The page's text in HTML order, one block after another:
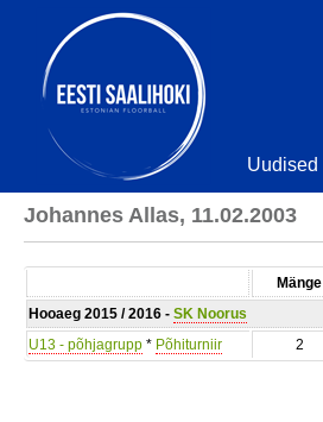
Uudised
Johannes Allas, 11.02.2003
Mänge
Hooaeg 2015 / 2016 - SK Noorus
U13 - põhjagrupp * Põhiturniir 2